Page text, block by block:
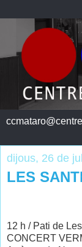
dijous, 26 de
LES
12 h / Pati de
CONCERT